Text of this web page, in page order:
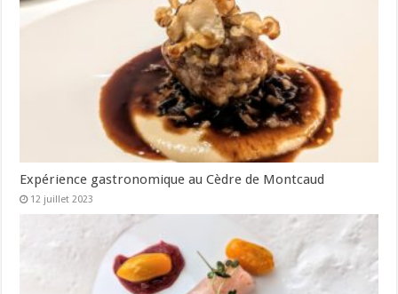
Expérience gastronomique au Cèdre de Montcaud
12 juillet 2023